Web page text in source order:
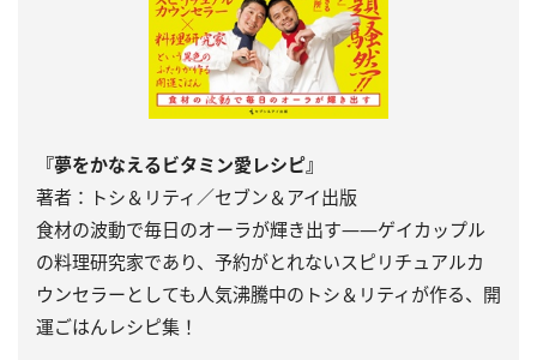
『夢をかなえるビタミン愛レシピ』
著者：トシ＆リティ／セブン＆アイ出版
食材の波動で毎日のオーラが輝き出す――ゲイカップル
の料理研究家であり、予約がとれないスピリチュアルカ
ウンセラーとしても人気沸騰中のトシ＆リティが作る、開
運ごはんレシピ集！